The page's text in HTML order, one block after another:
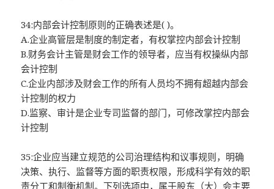
34:内部会计控制原则的正确表述是( )。
A.企业高管层是制度的制定者，有权掌控内部会计控制
B.财务会计主管是财会工作的领导者，应当有权操纵内部
会计控制
C.企业内部涉及财会工作的所有人员均不拥有超越内部会
计控制的权力
D.监察、审计是企业专司监督的部门，可修改掌控内部会
计控制
35:企业应当建立规范的公司治理结构和议事规则，明确
决策、执行、监督等方面的职责权限，形成科学有效的职
责分工和制衡机制。下列选项中，属于股东（大）会主要